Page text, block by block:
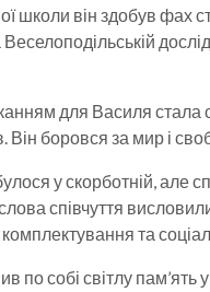
школи він здобув
для Василя стала
Він боровся за мир і
у скорботній, але
співчуття
та
по собі світлу пам’ять